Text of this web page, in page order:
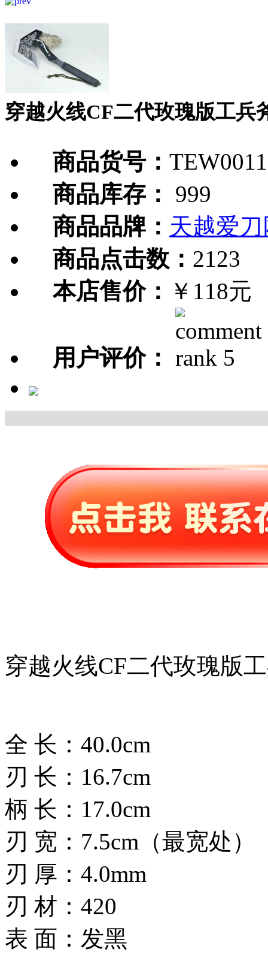
穿越火线CF二代玫瑰版工兵
商品货号：
商品库存：
999
商品品牌： 天越爱
商品点击数： 2123
本店售价： ￥118元
用户评价：
穿越火线CF二代玫瑰版
全 长：40.0cm
刃 长：16.7cm
柄 长：17.0cm
刃 宽：7.5cm（最宽处）
刃 厚：4.0mm
刃 材：420
表 面：发黑